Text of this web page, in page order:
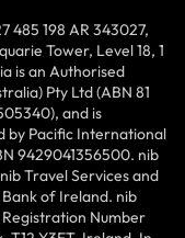
485 198 AR 343027,
Tower, Level 18, 1
is an Authorised
Pty Ltd (ABN 81
and is
by Pacific International
9429041356500. nib
Travel Services and
of Ireland. nib
Number